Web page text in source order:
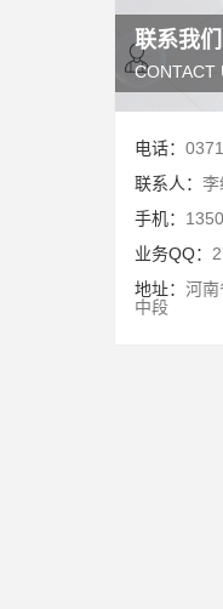
联系我们
CONTACT
电话：
联系人： 李
手机：
业务QQ：
地址： 河南
中段